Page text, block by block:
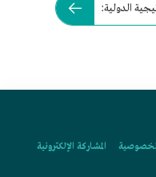
الدولية:
المشاركة الإلكترونية